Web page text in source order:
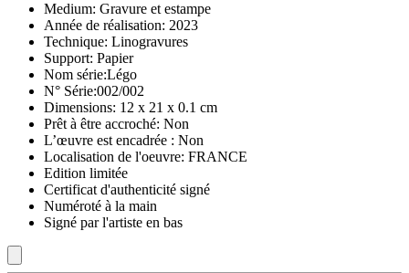
Medium: Gravure et estampe
Année de réalisation: 2023
Technique: Linogravures
Support: Papier
Nom série:Légo
N° Série:002/002
Dimensions: 12 x 21 x 0.1 cm
Prêt à être accroché: Non
L’œuvre est encadrée : Non
Localisation de l'oeuvre: FRANCE
Edition limitée
Certificat d'authenticité signé
Numéroté à la main
Signé par l'artiste en bas